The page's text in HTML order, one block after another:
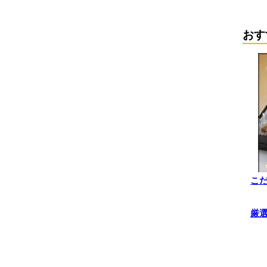
お
こ
厳